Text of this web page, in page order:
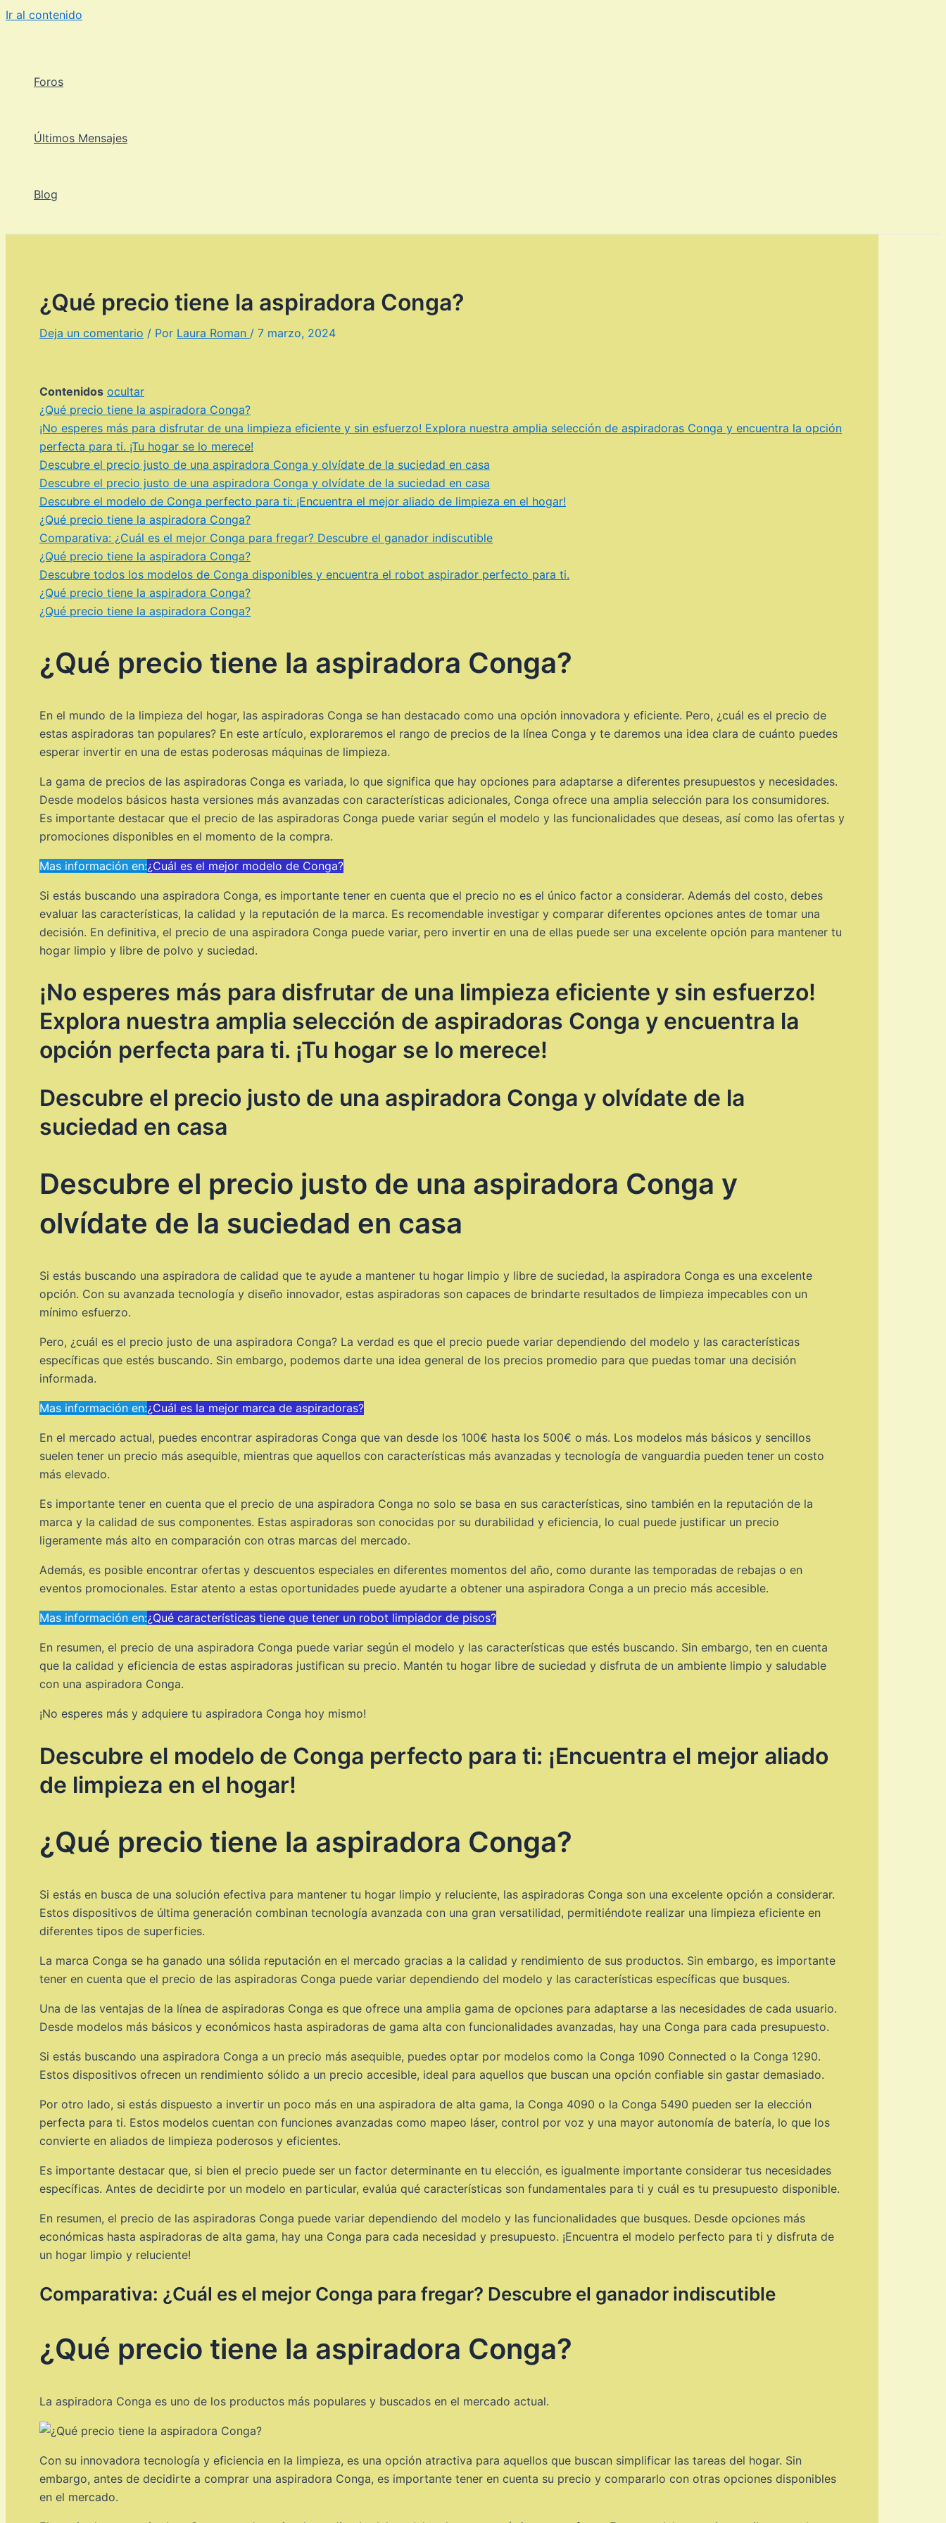
Ir al contenido
Foros
Últimos Mensajes
Blog
¿Qué precio tiene la aspiradora Conga?
Deja un comentario / Por Laura Roman / 7 marzo, 2024
Contenidos ocultar
¿Qué precio tiene la aspiradora Conga?
¡No esperes más para disfrutar de una limpieza eficiente y sin esfuerzo! Explora nuestra amplia selección de aspiradoras Conga y encuentra la opción
perfecta para ti. ¡Tu hogar se lo merece!
Descubre el precio justo de una aspiradora Conga y olvídate de la suciedad en casa
Descubre el precio justo de una aspiradora Conga y olvídate de la suciedad en casa
Descubre el modelo de Conga perfecto para ti: ¡Encuentra el mejor aliado de limpieza en el hogar!
¿Qué precio tiene la aspiradora Conga?
Comparativa: ¿Cuál es el mejor Conga para fregar? Descubre el ganador indiscutible
¿Qué precio tiene la aspiradora Conga?
Descubre todos los modelos de Conga disponibles y encuentra el robot aspirador perfecto para ti.
¿Qué precio tiene la aspiradora Conga?
¿Qué precio tiene la aspiradora Conga?
¿Qué precio tiene la aspiradora Conga?
En el mundo de la limpieza del hogar, las aspiradoras Conga se han destacado como una opción innovadora y eficiente. Pero, ¿cuál es el precio de
estas aspiradoras tan populares? En este artículo, exploraremos el rango de precios de la línea Conga y te daremos una idea clara de cuánto puedes
esperar invertir en una de estas poderosas máquinas de limpieza.
La gama de precios de las aspiradoras Conga es variada, lo que significa que hay opciones para adaptarse a diferentes presupuestos y necesidades.
Desde modelos básicos hasta versiones más avanzadas con características adicionales, Conga ofrece una amplia selección para los consumidores.
Es importante destacar que el precio de las aspiradoras Conga puede variar según el modelo y las funcionalidades que deseas, así como las ofertas y
promociones disponibles en el momento de la compra.
Mas información en:¿Cuál es el mejor modelo de Conga?
Si estás buscando una aspiradora Conga, es importante tener en cuenta que el precio no es el único factor a considerar. Además del costo, debes
evaluar las características, la calidad y la reputación de la marca. Es recomendable investigar y comparar diferentes opciones antes de tomar una
decisión. En definitiva, el precio de una aspiradora Conga puede variar, pero invertir en una de ellas puede ser una excelente opción para mantener tu
hogar limpio y libre de polvo y suciedad.
¡No esperes más para disfrutar de una limpieza eficiente y sin esfuerzo!
Explora nuestra amplia selección de aspiradoras Conga y encuentra la
opción perfecta para ti. ¡Tu hogar se lo merece!
Descubre el precio justo de una aspiradora Conga y olvídate de la
suciedad en casa
Descubre el precio justo de una aspiradora Conga y
olvídate de la suciedad en casa
Si estás buscando una aspiradora de calidad que te ayude a mantener tu hogar limpio y libre de suciedad, la aspiradora Conga es una excelente
opción. Con su avanzada tecnología y diseño innovador, estas aspiradoras son capaces de brindarte resultados de limpieza impecables con un
mínimo esfuerzo.
Pero, ¿cuál es el precio justo de una aspiradora Conga? La verdad es que el precio puede variar dependiendo del modelo y las características
específicas que estés buscando. Sin embargo, podemos darte una idea general de los precios promedio para que puedas tomar una decisión
informada.
Mas información en:¿Cuál es la mejor marca de aspiradoras?
En el mercado actual, puedes encontrar aspiradoras Conga que van desde los 100€ hasta los 500€ o más. Los modelos más básicos y sencillos
suelen tener un precio más asequible, mientras que aquellos con características más avanzadas y tecnología de vanguardia pueden tener un costo
más elevado.
Es importante tener en cuenta que el precio de una aspiradora Conga no solo se basa en sus características, sino también en la reputación de la
marca y la calidad de sus componentes. Estas aspiradoras son conocidas por su durabilidad y eficiencia, lo cual puede justificar un precio
ligeramente más alto en comparación con otras marcas del mercado.
Además, es posible encontrar ofertas y descuentos especiales en diferentes momentos del año, como durante las temporadas de rebajas o en
eventos promocionales. Estar atento a estas oportunidades puede ayudarte a obtener una aspiradora Conga a un precio más accesible.
Mas información en:¿Qué características tiene que tener un robot limpiador de pisos?
En resumen, el precio de una aspiradora Conga puede variar según el modelo y las características que estés buscando. Sin embargo, ten en cuenta
que la calidad y eficiencia de estas aspiradoras justifican su precio. Mantén tu hogar libre de suciedad y disfruta de un ambiente limpio y saludable
con una aspiradora Conga.
¡No esperes más y adquiere tu aspiradora Conga hoy mismo!
Descubre el modelo de Conga perfecto para ti: ¡Encuentra el mejor aliado
de limpieza en el hogar!
¿Qué precio tiene la aspiradora Conga?
Si estás en busca de una solución efectiva para mantener tu hogar limpio y reluciente, las aspiradoras Conga son una excelente opción a considerar.
Estos dispositivos de última generación combinan tecnología avanzada con una gran versatilidad, permitiéndote realizar una limpieza eficiente en
diferentes tipos de superficies.
La marca Conga se ha ganado una sólida reputación en el mercado gracias a la calidad y rendimiento de sus productos. Sin embargo, es importante
tener en cuenta que el precio de las aspiradoras Conga puede variar dependiendo del modelo y las características específicas que busques.
Una de las ventajas de la línea de aspiradoras Conga es que ofrece una amplia gama de opciones para adaptarse a las necesidades de cada usuario.
Desde modelos más básicos y económicos hasta aspiradoras de gama alta con funcionalidades avanzadas, hay una Conga para cada presupuesto.
Si estás buscando una aspiradora Conga a un precio más asequible, puedes optar por modelos como la Conga 1090 Connected o la Conga 1290.
Estos dispositivos ofrecen un rendimiento sólido a un precio accesible, ideal para aquellos que buscan una opción confiable sin gastar demasiado.
Por otro lado, si estás dispuesto a invertir un poco más en una aspiradora de alta gama, la Conga 4090 o la Conga 5490 pueden ser la elección
perfecta para ti. Estos modelos cuentan con funciones avanzadas como mapeo láser, control por voz y una mayor autonomía de batería, lo que los
convierte en aliados de limpieza poderosos y eficientes.
Es importante destacar que, si bien el precio puede ser un factor determinante en tu elección, es igualmente importante considerar tus necesidades
específicas. Antes de decidirte por un modelo en particular, evalúa qué características son fundamentales para ti y cuál es tu presupuesto disponible.
En resumen, el precio de las aspiradoras Conga puede variar dependiendo del modelo y las funcionalidades que busques. Desde opciones más
económicas hasta aspiradoras de alta gama, hay una Conga para cada necesidad y presupuesto. ¡Encuentra el modelo perfecto para ti y disfruta de
un hogar limpio y reluciente!
Comparativa: ¿Cuál es el mejor Conga para fregar? Descubre el ganador indiscutible
¿Qué precio tiene la aspiradora Conga?
La aspiradora Conga es uno de los productos más populares y buscados en el mercado actual.
Con su innovadora tecnología y eficiencia en la limpieza, es una opción atractiva para aquellos que buscan simplificar las tareas del hogar. Sin
embargo, antes de decidirte a comprar una aspiradora Conga, es importante tener en cuenta su precio y compararlo con otras opciones disponibles
en el mercado.